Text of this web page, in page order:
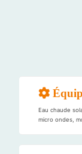
Eau chaude
micro ondes,